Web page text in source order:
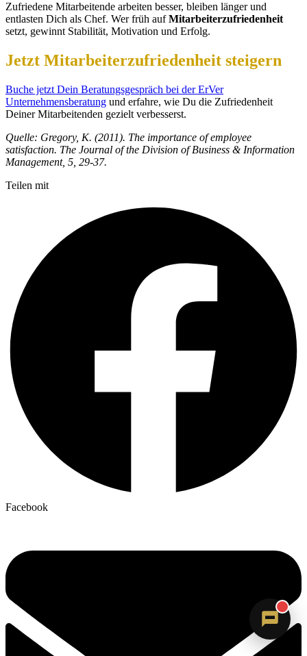
Zufriedene Mitarbeitende arbeiten besser, bleiben länger und
entlasten Dich als Chef. Wer früh aufMitarbeiterzufriedenheit
setzt, gewinnt Stabilität, Motivation und Erfolg.
Jetzt Mitarbeiterzufriedenheit steigern
Buche jetzt Dein Beratungsgespräch bei der ErVer
Unternehmensberatung und erfahre, wie Du die Zufriedenheit
Deiner Mitarbeitenden gezielt verbesserst.
Quelle: Gregory, K. (2011). The importance of employee
satisfaction. The Journal of the Division of Business & Information
Management, 5, 29-37.
Teilen mit
Facebook